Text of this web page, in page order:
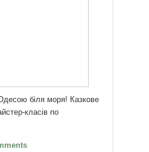
біля моря! Казкове
класів по
Фестиваль